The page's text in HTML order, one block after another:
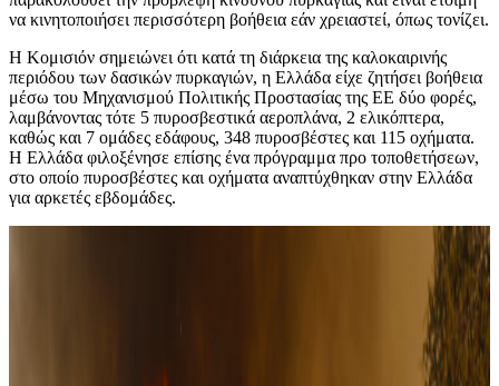
να κινητοποιήσει περισσότερη βοήθεια εάν χρειαστεί, όπως τονίζει.
Η Κομισιόν σημειώνει ότι κατά τη διάρκεια της καλοκαιρινής
περιόδου των δασικών πυρκαγιών, η Ελλάδα είχε ζητήσει βοήθεια
μέσω του Μηχανισμού Πολιτικής Προστασίας της ΕΕ δύο φορές,
λαμβάνοντας τότε 5 πυροσβεστικά αεροπλάνα, 2 ελικόπτερα,
καθώς και 7 ομάδες εδάφους, 348 πυροσβέστες και 115 οχήματα.
Η Ελλάδα φιλοξένησε επίσης ένα πρόγραμμα προ τοποθετήσεων,
στο οποίο πυροσβέστες και οχήματα αναπτύχθηκαν στην Ελλάδα
για αρκετές εβδομάδες.